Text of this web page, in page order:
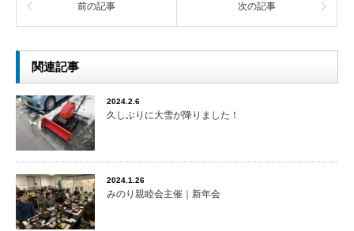
前の記事 次の記事
関連記事
2024.2.6
久しぶりに大雪が降りました！
2024.1.26
みのり親睦会主催｜新年会